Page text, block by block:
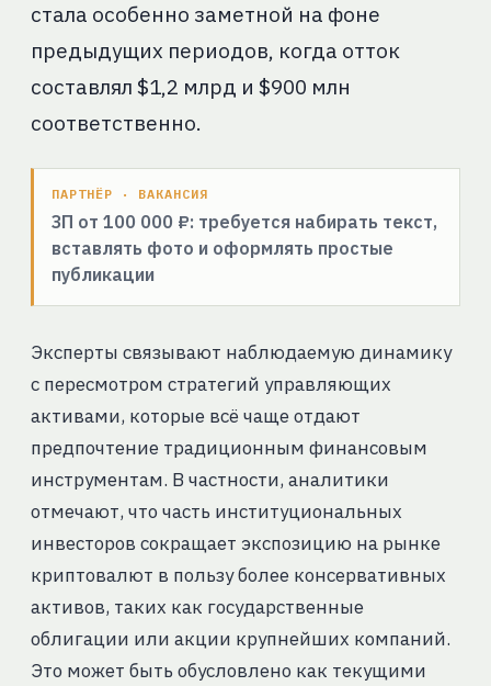
стала особенно заметной на фоне
предыдущих периодов, когда отток
составлял $1,2 млрд и $900 млн
соответственно.
ПАРТНЁР · ВАКАНСИЯ
ЗП от 100 000 ₽: требуется набирать текст,
вставлять фото и оформлять простые
публикации
Эксперты связывают наблюдаемую динамику
с пересмотром стратегий управляющих
активами, которые всё чаще отдают
предпочтение традиционным финансовым
инструментам. В частности, аналитики
отмечают, что часть институциональных
инвесторов сокращает экспозицию на рынке
криптовалют в пользу более консервативных
активов, таких как государственные
облигации или акции крупнейших компаний.
Это может быть обусловлено как текущими